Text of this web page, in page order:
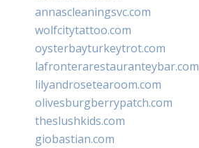
annascleaningsvc.com
wolfcitytattoo.com
oysterbayturkeytrot.com
lafronterarestauranteybar.com
lilyandrosetearoom.com
olivesburgberrypatch.com
theslushkids.com
giobastian.com